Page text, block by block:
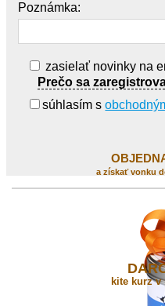
Poznámka:
zasielať novinky na
Prečo sa
súhlasím s
a získať vonku
kite kurz v